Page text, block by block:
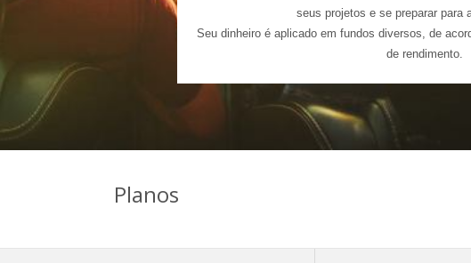
seus projetos e se preparar para
Seu dinheiro é aplicado em fundos diversos, de
de rendimento.
Planos